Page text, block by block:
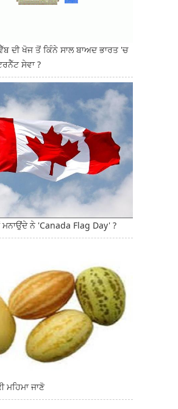
ਦੀ ਖੋਜ ਤੋਂ ਕਿੰਨੇ ਸਾਲ ਬਾਅਦ ਭਾਰਤ 'ਚ
ਸੇਵਾ ?
ਨੇ 'Canada Flag Day' ?
ਮਹਿਮਾ ਜਾਣੋ